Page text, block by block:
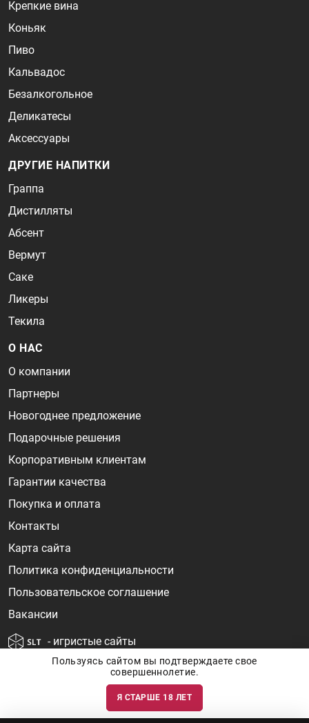
Крепкие вина
Коньяк
Пиво
Кальвадос
Безалкогольное
Деликатесы
Аксессуары
ДРУГИЕ НАПИТКИ
Граппа
Дистилляты
Абсент
Вермут
Саке
Ликеры
Текила
О НАС
О компании
Партнеры
Новогоднее предложение
Подарочные решения
Корпоративным клиентам
Гарантии качества
Покупка и оплата
Контакты
Карта сайта
Политика конфиденциальности
Пользовательское соглашение
Вакансии
- игристые сайты
Информация о ценах и наличии товаров носит ознакомительный
характер и может быть не точной. Цены на импортные товары особенно
Пользуясь сайтом вы подтверждаете свое
совершеннолетие.
Я СТАРШЕ 18 ЛЕТ